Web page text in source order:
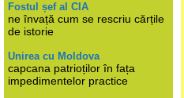
Fostul șef al CIA
ne învață cum se rescriu cărțile
de istorie
Unirea cu Moldova
capcana patrioților în fața
impedimentelor practice